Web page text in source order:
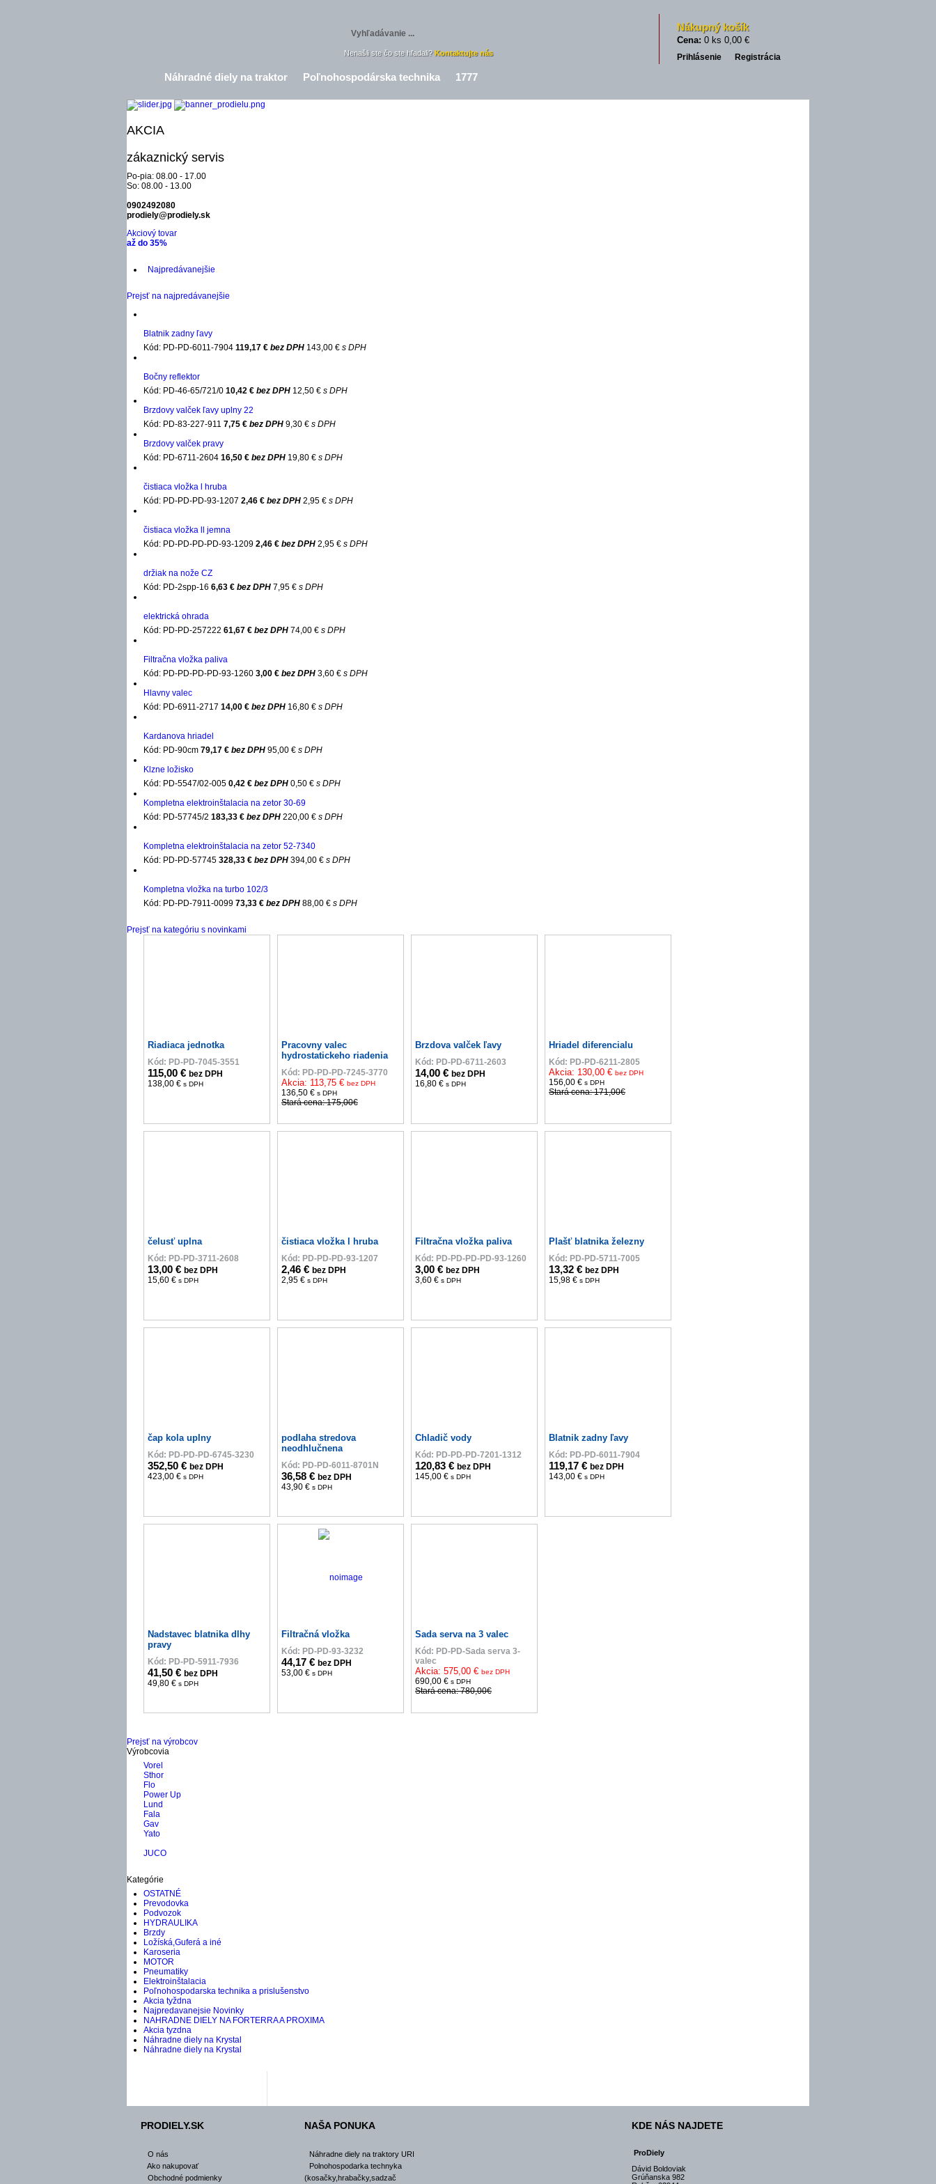
Nenašli ste čo ste hľadali?Kontaktujte nás
Nákupný košík
Cena: 0 ks 0,00 €
Prihlásenie Registrácia
Náhradné diely na traktor Poľnohospodárska technika 1777
AKCIA
zákaznický servis
Po-pia: 08.00 - 17.00
So: 08.00 - 13.00
0902492080
prodiely@prodiely.sk
Akciový tovar
až do 35%
Najpredávanejšie
Prejsť na najpredávanejšie
Blatnik zadny ľavy
Kód: PD-PD-6011-7904 119,17 € bez DPH 143,00 € s DPH
Bočny reflektor
Kód: PD-46-65/721/0 10,42 € bez DPH 12,50 € s DPH
Brzdovy valček ľavy uplny 22
Kód: PD-83-227-911 7,75 € bez DPH 9,30 € s DPH
Brzdovy valček pravy
Kód: PD-6711-2604 16,50 € bez DPH 19,80 € s DPH
čistiaca vložka l hruba
Kód: PD-PD-PD-93-1207 2,46 € bez DPH 2,95 € s DPH
čistiaca vložka ll jemna
Kód: PD-PD-PD-PD-93-1209 2,46 € bez DPH 2,95 € s DPH
držiak na nože CZ
Kód: PD-2spp-16 6,63 € bez DPH 7,95 € s DPH
elektrická ohrada
Kód: PD-PD-257222 61,67 € bez DPH 74,00 € s DPH
Filtračna vložka paliva
Kód: PD-PD-PD-PD-93-1260 3,00 € bez DPH 3,60 € s DPH
Hlavny valec
Kód: PD-6911-2717 14,00 € bez DPH 16,80 € s DPH
Kardanova hriadel
Kód: PD-90cm 79,17 € bez DPH 95,00 € s DPH
Klzne ložisko
Kód: PD-5547/02-005 0,42 € bez DPH 0,50 € s DPH
Kompletna elektroinštalacia na zetor 30-69
Kód: PD-57745/2 183,33 € bez DPH 220,00 € s DPH
Kompletna elektroinštalacia na zetor 52-7340
Kód: PD-PD-57745 328,33 € bez DPH 394,00 € s DPH
Kompletna vložka na turbo 102/3
Kód: PD-PD-7911-0099 73,33 € bez DPH 88,00 € s DPH
Prejsť na kategóriu s novinkami
Riadiaca jednotka
Kód: PD-PD-7045-3551
115,00 € bez DPH
138,00 € s DPH
Pracovny valec
hydrostatickeho riadenia
Kód: PD-PD-PD-7245-3770
Akcia: 113,75 € bez DPH
136,50 € s DPH
Stará cena: 175,00€
Brzdova valček ľavy
Kód: PD-PD-6711-2603
14,00 € bez DPH
16,80 € s DPH
Hriadel diferencialu
Kód: PD-PD-6211-2805
Akcia: 130,00 € bez DPH
156,00 € s DPH
Stará cena: 171,00€
čelusť uplna
Kód: PD-PD-3711-2608
13,00 € bez DPH
15,60 € s DPH
čistiaca vložka l hruba
Kód: PD-PD-PD-93-1207
2,46 € bez DPH
2,95 € s DPH
Filtračna vložka paliva
Kód: PD-PD-PD-PD-93-1260
3,00 € bez DPH
3,60 € s DPH
Plašť blatnika železny
Kód: PD-PD-5711-7005
13,32 € bez DPH
15,98 € s DPH
čap kola uplny
Kód: PD-PD-PD-6745-3230
352,50 € bez DPH
423,00 € s DPH
podlaha stredova
neodhlučnena
Kód: PD-PD-6011-8701N
36,58 € bez DPH
43,90 € s DPH
Chladič vody
Kód: PD-PD-PD-7201-1312
120,83 € bez DPH
145,00 € s DPH
Blatnik zadny ľavy
Kód: PD-PD-6011-7904
119,17 € bez DPH
143,00 € s DPH
Nadstavec blatnika dlhy
pravy
Kód: PD-PD-5911-7936
41,50 € bez DPH
49,80 € s DPH
Filtračná vložka
Kód: PD-PD-93-3232
44,17 € bez DPH
53,00 € s DPH
Sada serva na 3 valec
Kód: PD-PD-Sada serva 3-
valec
Akcia: 575,00 € bez DPH
690,00 € s DPH
Stará cena: 780,00€
Prejsť na výrobcov
Výrobcovia
Vorel
Sthor
Flo
Power Up
Lund
Fala
Gav
Yato
JUCO
Kategórie
OSTATNÉ
Prevodovka
Podvozok
HYDRAULIKA
Brzdy
Ložíská,Guferá a iné
Karoseria
MOTOR
Pneumatiky
Elektroinštalacia
Poľnohospodarska technika a prislušenstvo
Akcia tyždna
Najpredavanejsie Novinky
NAHRADNE DIELY NA FORTERRA A PROXIMA
Akcia tyzdna
Náhradne diely na Krystal
Náhradne diely na Krystal
PRODIELY.SK
O nás
Ako nakupovať
Obchodné podmienky
NAŠA PONUKA
Náhradne diely na traktory URI
Polnohospodarka technyka
(kosačky,hrabačky,sadzač
KDE NÁS NAJDETE
ProDiely
Dávid Boldoviak
Grúňanska 982